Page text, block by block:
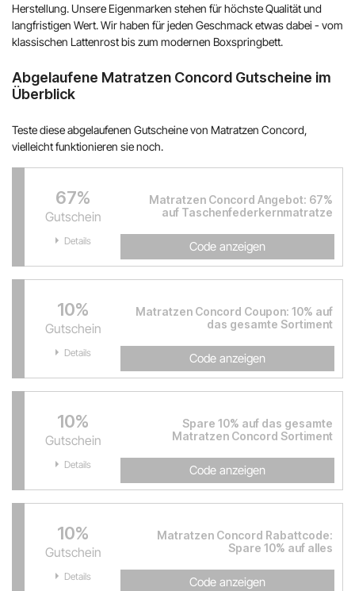
Herstellung. Unsere Eigenmarken stehen für höchste Qualität und
langfristigen Wert. Wir haben für jeden Geschmack etwas dabei - vom
klassischen Lattenrost bis zum modernen Boxspringbett.
Abgelaufene Matratzen Concord Gutscheine im
Überblick
Teste diese abgelaufenen Gutscheine von Matratzen Concord,
vielleicht funktionieren sie noch.
67%
Gutschein
Matratzen Concord Angebot: 67%
auf Taschenfederkernmatratze
Details Code anzeigen
10%
Gutschein
Matratzen Concord Coupon: 10% auf
das gesamte Sortiment
Details Code anzeigen
10%
Gutschein
Spare 10% auf das gesamte
Matratzen Concord Sortiment
Details Code anzeigen
10%
Gutschein
Matratzen Concord Rabattcode:
Spare 10% auf alles
Details Code anzeigen